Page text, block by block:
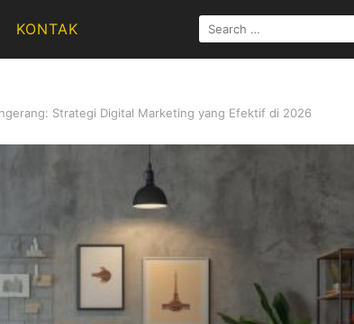
KONTAK
SEARCH
FOR:
Strategi Digital Marketing yang Efektif di 2026